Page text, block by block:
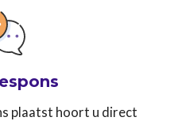
plaatst hoort u direct